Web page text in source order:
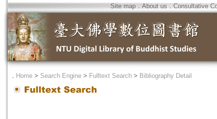
Site map．About us ． Consultative
． Home > Search Engine > Fulltext Search > Bibliography Detail